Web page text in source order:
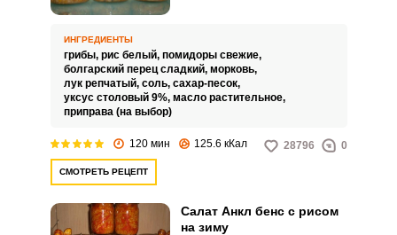
ИНГРЕДИЕНТЫ
грибы, рис белый, помидоры свежие,
болгарский перец сладкий, морковь,
лук репчатый, соль, сахар-песок,
уксус столовый 9%, масло растительное,
приправа (на выбор)
120 мин 125.6 кКал 28796 0
СМОТРЕТЬ РЕЦЕПТ
Салат Анкл бенс с рисом
на зиму